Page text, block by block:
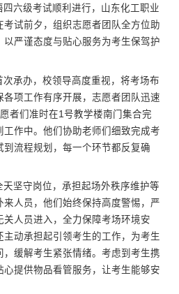
六级考试顺利进行，山东化工职业
试前夕，组织志愿者团队全方位助
严谨态度与贴心服务为考生保驾护
承办，校领导高度重视，将考场布
项工作有序开展，志愿者团队迅速
者们准时在1号教学楼南门集合完
作中。他们协助老师们细致完成考
流程规划，每一个环节都反复确
坚守岗位，承担起场外秩序维护等
人员，他们始终保持高度警惕，严
人员进入，全力保障考场环境安
动承担起引领考生的工作，为考生
缓解考生紧张情绪。考虑到考生携
提供物品看管服务，让考生能够安